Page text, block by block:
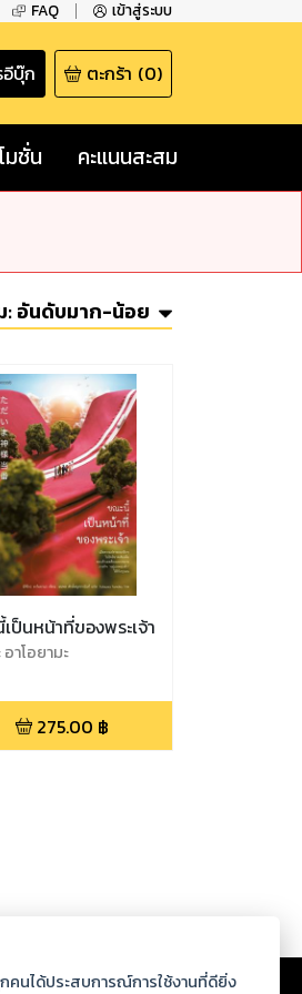
FAQ เข้าสู่ระบบ
บุ๊ก ตะกร้า (0)
มชั่น คะแนนสะสม
:อันดับมาก-น้อย
ป็นหน้าที่ของพระเจ้า
อาโอยามะ
275.00 ฿
ดาวน์โหลด
คนได้ประสบการณ์การใช้งานที่ดียิ่ง